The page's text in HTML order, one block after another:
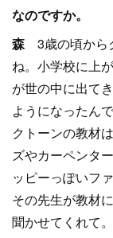
なのですか。
森 3歳の頃から
ね。小学校に上
が世の中に出て
ようになったん
クトーンの教材
ズやカーペンタ
ッピーっぽいフ
その先生が教材
聞かせてくれて